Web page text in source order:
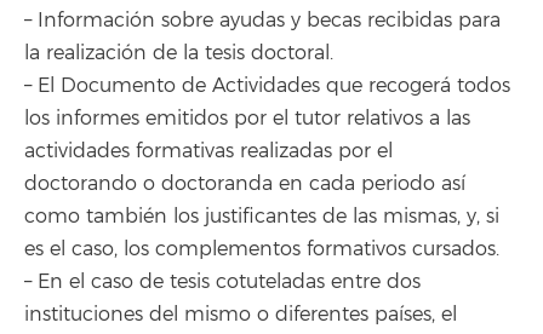
– Información sobre ayudas y becas recibidas para
la realización de la tesis doctoral.
– El Documento de Actividades que recogerá todos
los informes emitidos por el tutor relativos a las
actividades formativas realizadas por el
doctorando o doctoranda en cada periodo así
como también los justificantes de las mismas, y, si
es el caso, los complementos formativos cursados.
– En el caso de tesis cotuteladas entre dos
instituciones del mismo o diferentes países, el